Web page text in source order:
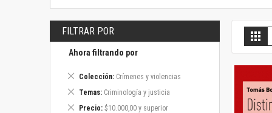
FILTRAR POR
Ahora filtrando por
Colección Crímenes y violencias
Eliminar
artículo
Temas Criminología y justicia
Eliminar
artículo
Precio $10.000,00 y superior
Eliminar